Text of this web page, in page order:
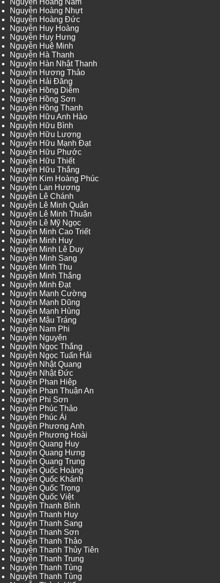
Nguyễn Hoàng Nam
Nguyễn Hoàng Nhựt
Nguyễn Hoàng Đức
Nguyễn Huy Hoàng
Nguyễn Huy Hưng
Nguyễn Huệ Minh
Nguyễn Hà Thanh
Nguyễn Hàn Nhật Thanh
Nguyễn Hương Thảo
Nguyễn Hải Đăng
Nguyễn Hồng Diễm
Nguyễn Hồng Sơn
Nguyễn Hồng Thanh
Nguyễn Hữu Anh Hào
Nguyễn Hữu Bình
Nguyễn Hữu Lượng
Nguyễn Hữu Mạnh Đạt
Nguyễn Hữu Phước
Nguyễn Hữu Thiết
Nguyễn Hữu Thắng
Nguyễn Kim Hoàng Phúc
Nguyễn Lan Hương
Nguyễn Lê Chánh
Nguyễn Lê Minh Quân
Nguyễn Lê Minh Thuận
Nguyễn Lê Mỹ Ngọc
Nguyễn Minh Cao Triết
Nguyễn Minh Huy
Nguyễn Minh Lê Duy
Nguyễn Minh Sang
Nguyễn Minh Thu
Nguyễn Minh Thắng
Nguyễn Minh Đạt
Nguyễn Mạnh Cường
Nguyễn Mạnh Dũng
Nguyễn Mạnh Hùng
Nguyễn Mậu Tráng
Nguyễn Nam Phi
Nguyễn Nguyên
Nguyễn Ngọc Thắng
Nguyễn Ngọc Tuấn Hải
Nguyễn Nhật Quang
Nguyễn Nhật Đức
Nguyễn Phan Hiệp
Nguyễn Phan Thuận An
Nguyễn Phi Sơn
Nguyễn Phúc Thảo
Nguyễn Phúc Ái
Nguyễn Phương Anh
Nguyễn Phương Hoài
Nguyễn Quang Huy
Nguyễn Quang Hưng
Nguyễn Quang Trung
Nguyễn Quốc Hoàng
Nguyễn Quốc Khánh
Nguyễn Quốc Trọng
Nguyễn Quốc Việt
Nguyễn Thanh Bình
Nguyễn Thanh Huy
Nguyễn Thanh Sang
Nguyễn Thanh Sơn
Nguyễn Thanh Thảo
Nguyễn Thanh Thủy Tiên
Nguyễn Thanh Trung
Nguyễn Thanh Tùng
Nguyễn Thanh Tùng